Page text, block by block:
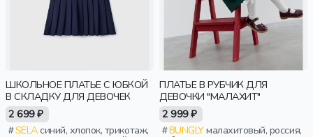
ШКОЛЬНОЕ ПЛАТЬЕ С ЮБКОЙ
В СКЛАДКУ ДЛЯ ДЕВОЧЕК
2 699 ₽
SELAсиний, хлопок, трикотаж,
ПЛАТЬЕ В РУБЧИК ДЛЯ
ДЕВОЧКИ "МАЛАХИТ"
2 999 ₽
BUNGLYмалахитовый, россия,